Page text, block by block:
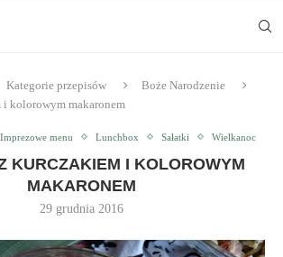
Kategorie przepisów
Boże Narodzenie
i kolorowym makaronem
Imprezowe menu Lunchbox Sałatki Wielkanoc
KURCZAKIEM I KOLOROWYM
MAKARONEM
29 grudnia 2016